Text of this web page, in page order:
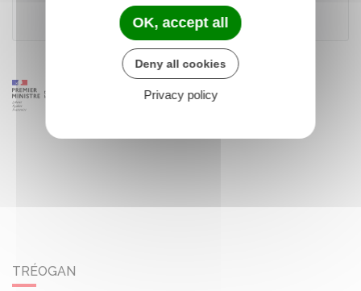
Ministère chargé du logement
TRÉOGAN
OK, accept all
Deny all cookies
Privacy policy